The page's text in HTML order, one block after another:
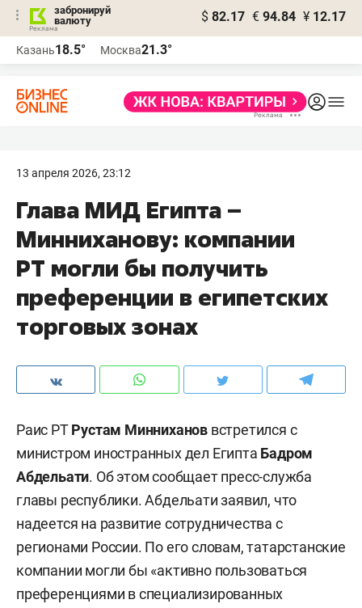
забронируй
валюту
$ 82.17 € 94.84 ¥ 12.17
Казань18.5° Москва21.3°
13 апреля 2026, 23:12
Глава МИД Египта –
Минниханову: компании
РТ могли бы получить
преференции в египетских
торговых зонах
Раис РТРустам Минниханов встретился с
министром иностранных дел Египта Бадром
Абдельати. Об этом сообщает пресс-служба
главы республики. Абдельати заявил, что
надеется на развитие сотрудничества с
регионами России. По его словам, татарстанские
компании могли бы «активно пользоваться
преференциями в специализированных